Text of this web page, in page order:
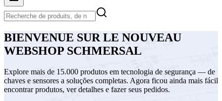
BIENVENUE SUR LE NOUVEAU
WEBSHOP SCHMERSAL
Explore mais de 15.000 produtos em tecnologia de segurança — de
chaves e sensores a soluções completas. Agora ficou ainda mais fácil
encontrar produtos, ver detalhes e fazer seus pedidos.